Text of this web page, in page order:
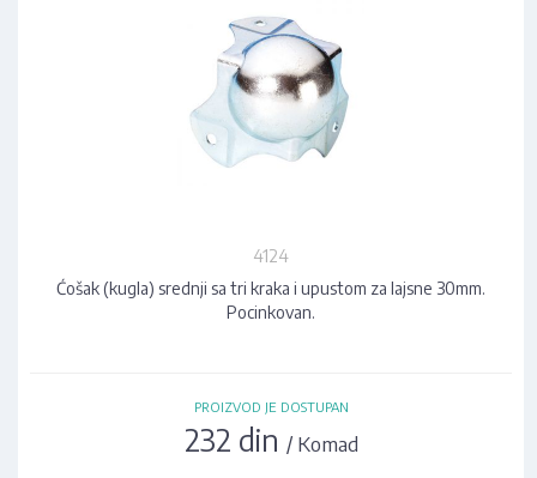
4124
Ćošak (kugla) srednji sa tri kraka i upustom za lajsne 30mm.
Pocinkovan.
PROIZVOD JE DOSTUPAN
232 din / Komad